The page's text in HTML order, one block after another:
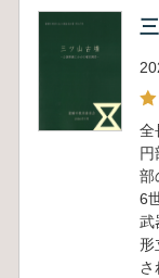
全
円
部
6
武
形
さ